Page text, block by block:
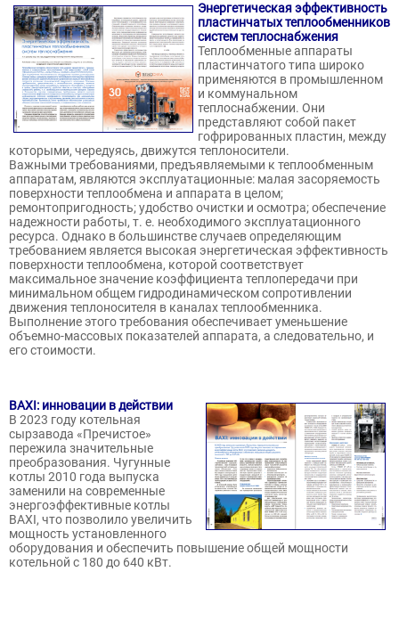
Энергетическая эффективность
пластинчатых теплообменников
систем теплоснабжения
Теплообменные аппараты
пластинчатого типа широко
применяются в промышленном
и коммунальном
теплоснабжении. Они
представляют собой пакет
гофрированных пластин, между
которыми, чередуясь, движутся теплоносители.
Важными требованиями, предъявляемыми к теплообменным
аппаратам, являются эксплуатационные: малая засоряемость
поверхности теплообмена и аппарата в целом;
ремонтопригодность; удобство очистки и осмотра; обеспечение
надежности работы, т. е. необходимого эксплуатационного
ресурса. Однако в большинстве случаев определяющим
требованием является высокая энергетическая эффективность
поверхности теплообмена, которой соответствует
максимальное значение коэффициента теплопередачи при
минимальном общем гидродинамическом сопротивлении
движения теплоносителя в каналах теплообменника.
Выполнение этого требования обеспечивает уменьшение
объемно-массовых показателей аппарата, а следовательно, и
его стоимости.
BAXI: инновации в действии
В 2023 году котельная
сырзавода «Пречистое»
пережила значительные
преобразования. Чугунные
котлы 2010 года выпуска
заменили на современные
энергоэффективные котлы
BAXI, что позволило увеличить
мощность установленного
оборудования и обеспечить повышение общей мощности
котельной с 180 до 640 кВт.